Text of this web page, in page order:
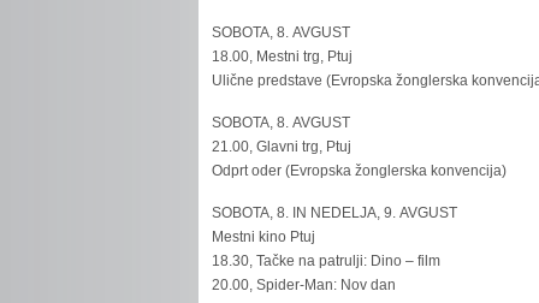
SOBOTA, 8. AVGUST
18.00, Mestni trg, Ptuj
Ulične predstave (Evropska žonglerska
SOBOTA, 8. AVGUST
21.00, Glavni trg, Ptuj
Odprt oder (Evropska žonglerska konvencija)
SOBOTA, 8. IN NEDELJA, 9. AVGUST
Mestni kino Ptuj
18.30, Tačke na patrulji: Dino – film
20.00, Spider-Man: Nov dan